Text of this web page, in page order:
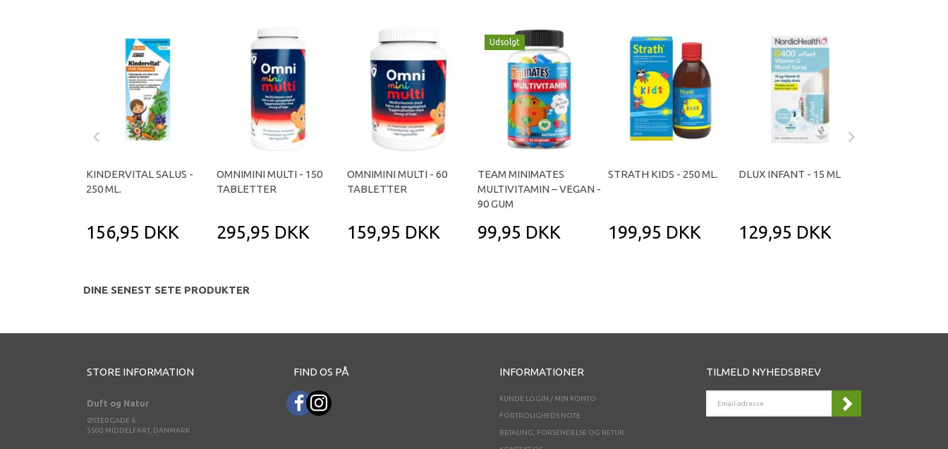
KINDERVITAL SALUS -
250 ML.
156,95 DKK
OMNIMINI MULTI - 150
TABLETTER
295,95 DKK
OMNIMINI MULTI - 60
TABLETTER
159,95 DKK
Udsolgt
TEAM MINIMATES
MULTIVITAMIN – VEGAN -
90 GUM
99,95 DKK
STRATH KIDS - 250 ML.
199,95 DKK
DLUX INFANT - 15 ML
129,95 DKK
DINE SENEST SETE PRODUKTER
STORE INFORMATION
Duft og Natur
ØSTERGADE 6
5500 MIDDELFART, DANMARK
FIND OS PÅ INFORMATIONER
KUNDE LOGIN / MIN KONTO
FORTROLIGHEDS NOTE
BETALING, FORSENDELSE OG RETUR
TILMELD NYHEDSBREV
ADRESSE